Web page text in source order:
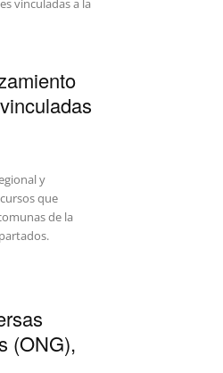
vinculadas a la
y
que
de la
(ONG),